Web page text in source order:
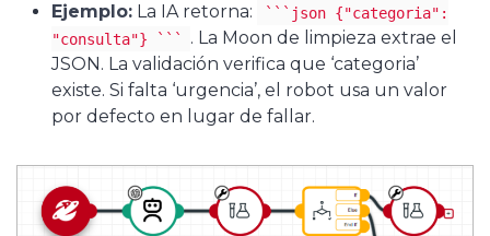
Ejemplo: La IA retorna:
```json {"categoria":
"consulta"} ```
. La Moon de limpieza extrae el
JSON. La validación verifica que ‘categoria’
existe. Si falta ‘urgencia’, el robot usa un valor
por defecto en lugar de fallar.